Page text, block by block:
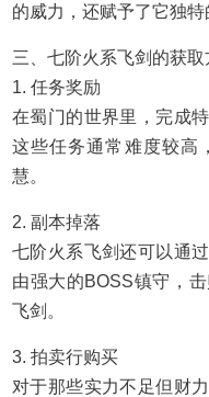
的威力，还赋予了它独特
三、七阶火系飞剑的获取
1. 任务奖励
在蜀门的世界里，完成
这些任务通常难度较高
慧。
2. 副本掉落
七阶火系飞剑还可以通
由强大的BOSS镇守，
飞剑。
3. 拍卖行购买
对于那些实力不足但财